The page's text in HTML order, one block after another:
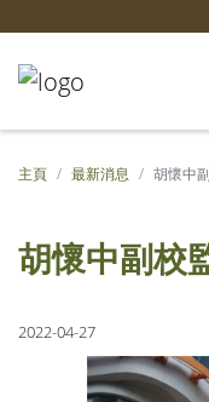
主頁 最新消息 胡懷中
胡懷中副校
2022-04-27